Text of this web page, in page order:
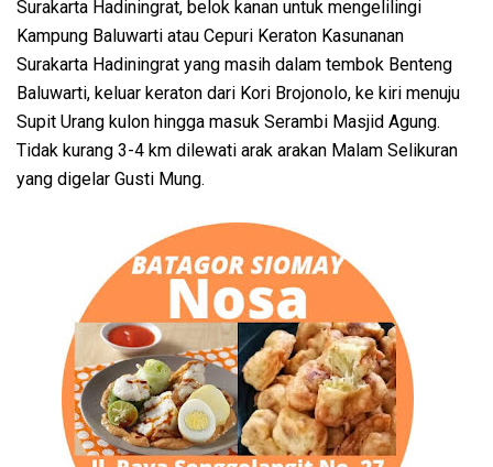
Surakarta Hadiningrat, belok kanan untuk mengelilingi
Kampung Baluwarti atau Cepuri Keraton Kasunanan
Surakarta Hadiningrat yang masih dalam tembok Benteng
Baluwarti, keluar keraton dari Kori Brojonolo, ke kiri menuju
Supit Urang kulon hingga masuk Serambi Masjid Agung.
Tidak kurang 3-4 km dilewati arak arakan Malam Selikuran
yang digelar Gusti Mung.